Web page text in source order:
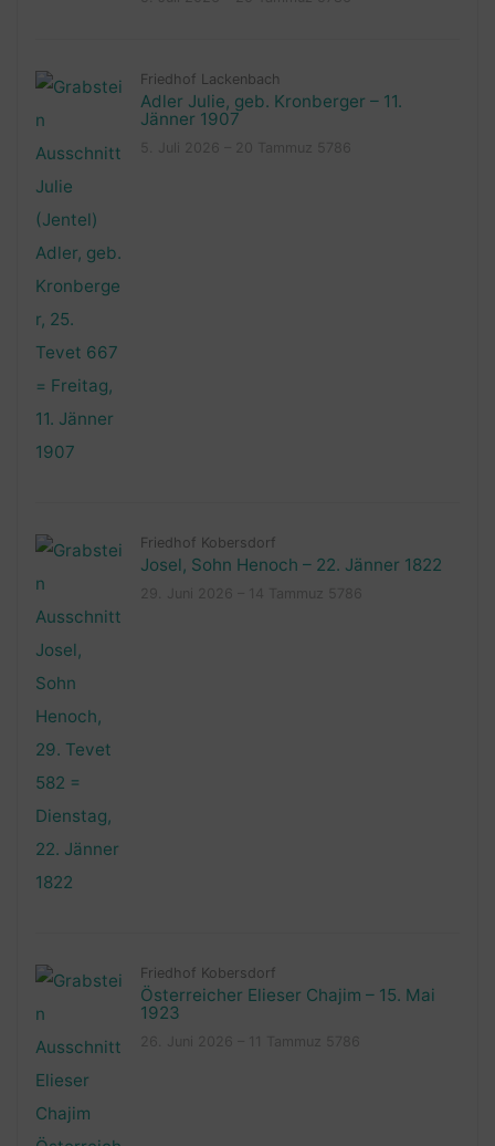
Friedhof Lackenbach
Adler Julie, geb. Kronberger – 11.
Jänner 1907
Friedhof Kobersdorf
Josel, Sohn Henoch – 22. Jänner 1822
Friedhof Kobersdorf
Österreicher Elieser Chajim – 15. Mai
1923